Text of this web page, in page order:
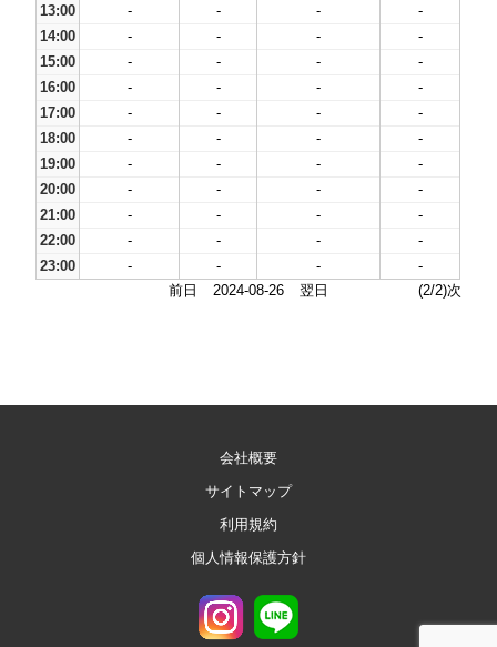
13:00
- - -
-
14:00
- - -
-
15:00
- - -
-
16:00
- - -
-
17:00
- - -
-
18:00
- - -
-
19:00
- - -
-
20:00
- - -
-
21:00
- - -
-
22:00
- - -
-
23:00
- - -
-
前日
2024-08-26 翌日 (2/2)次
会社概要
サイトマップ
利用規約
個人情報保護方針